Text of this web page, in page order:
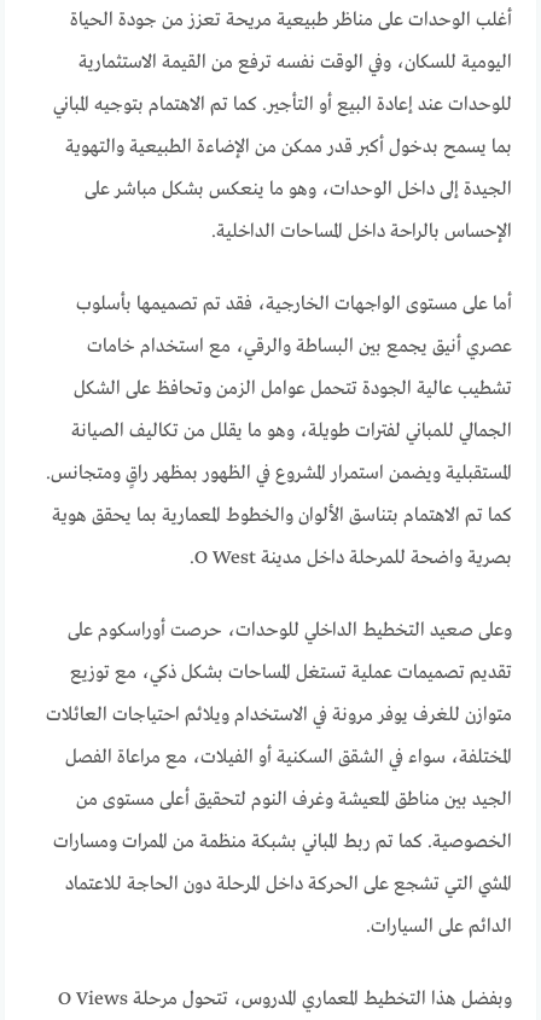
أغلب الوحدات على مناظر طبيعية مريحة تعزز من جودة الحياة
اليومية للسكان، وفي الوقت نفسه ترفع من القيمة الاستثمارية
للوحدات عند إعادة البيع أو التأجير. كما تم الاهتمام بتوجيه المباني
بما يسمح بدخول أكبر قدر ممكن من الإضاءة الطبيعية والتهوية
الجيدة إلى داخل الوحدات، وهو ما ينعكس بشكل مباشر على
الإحساس بالراحة داخل المساحات الداخلية.
أما على مستوى الواجهات الخارجية، فقد تم تصميمها بأسلوب
عصري أنيق يجمع بين البساطة والرقي، مع استخدام خامات
تشطيب عالية الجودة تتحمل عوامل الزمن وتحافظ على الشكل
الجمالي للمباني لفترات طويلة، وهو ما يقلل من تكاليف الصيانة
المستقبلية ويضمن استمرار المشروع في الظهور بمظهر راقٍ ومتجانس.
كما تم الاهتمام بتناسق الألوان والخطوط المعمارية بما يحقق هوية
بصرية واضحة للمرحلة داخل مدينة O West.
وعلى صعيد التخطيط الداخلي للوحدات، حرصت أوراسكوم على
تقديم تصميمات عملية تستغل المساحات بشكل ذكي، مع توزيع
متوازن للغرف يوفر مرونة في الاستخدام ويلائم احتياجات العائلات
المختلفة، سواء في الشقق السكنية أو الفيلات، مع مراعاة الفصل
الجيد بين مناطق المعيشة وغرف النوم لتحقيق أعلى مستوى من
الخصوصية. كما تم ربط المباني بشبكة منظمة من الممرات ومسارات
المشي التي تشجع على الحركة داخل المرحلة دون الحاجة للاعتماد
الدائم على السيارات.
وبفضل هذا التخطيط المعماري المدروس، تتحول مرحلة O Views